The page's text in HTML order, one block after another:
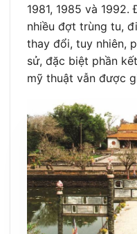
1981, 1985 và
nhiều đợt trùng tu,
thay đổi, tuy nhiên,
sử, đặc biệt phần
mỹ thuật vẫn được